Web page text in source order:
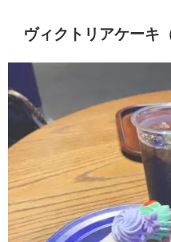
ヴィクトリアケーキ